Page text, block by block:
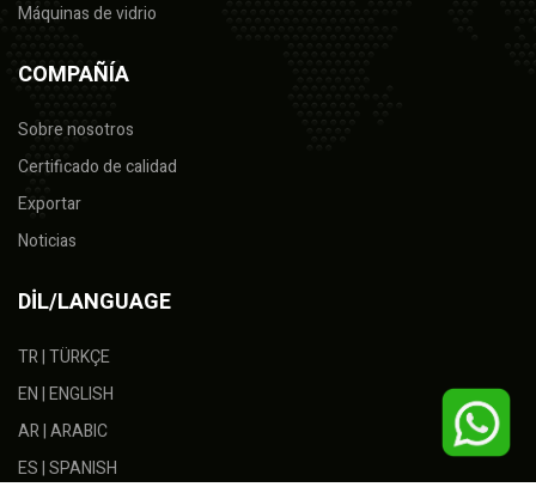
Máquinas de vidrio
COMPAÑÍA
Sobre nosotros
Certificado de calidad
Exportar
Noticias
DİL/LANGUAGE
TR | TÜRKÇE
EN | ENGLISH
AR | ARABIC
ES | SPANISH